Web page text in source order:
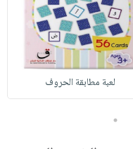
لعبة مطابقة الحروف
5